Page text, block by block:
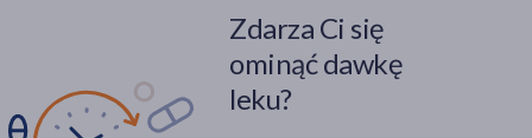
Zdarza Ci się
ominąć dawkę
leku?